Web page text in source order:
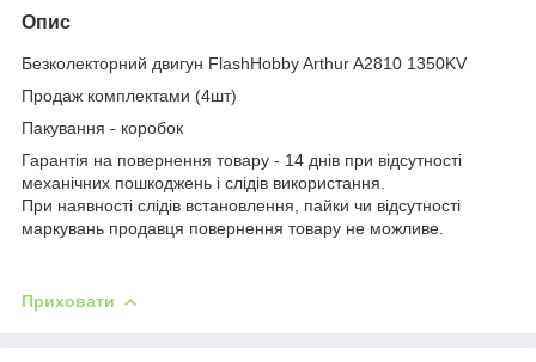
Опис
Безколекторний двигун FlashHobby Arthur A2810 1350KV
Продаж комплектами (4шт)
Пакування - коробок
Гарантія на повернення товару - 14 днів при відсутності
механічних пошкоджень і слідів використання.
При наявності слідів встановлення, пайки чи відсутності
маркувань продавця повернення товару не можливе.
Приховати